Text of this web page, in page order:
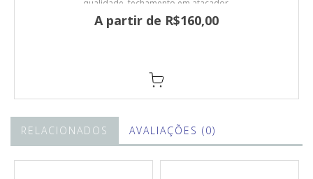
qualidade, fechamento em atacador,
forro em material não tecido, palmilha
de montagem fixada no cabedal pelo
A partir de R$160,00
RELACIONADOS AVALIAÇÕES (0)